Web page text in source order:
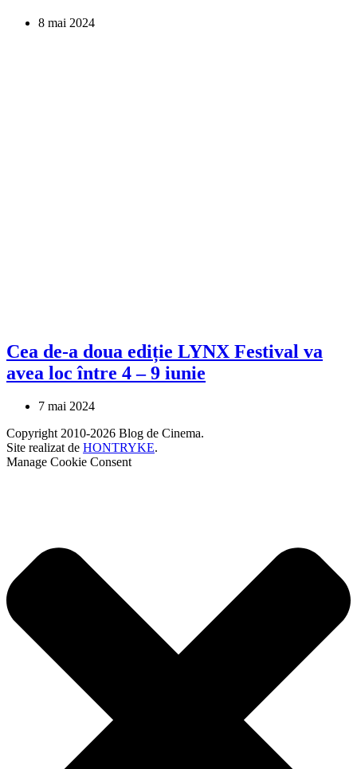
8 mai 2024
Cea de-a doua ediție LYNX Festival va
avea loc între 4 – 9 iunie
7 mai 2024
Copyright 2010-2026 Blog de Cinema.
Site realizat de HONTRYKE.
Manage Cookie Consent